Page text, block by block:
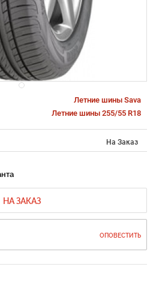
Летние шины Sava
Летние шины 255/55 R18
На Заказ
НА ЗАКАЗ
ОПОВЕСТИТЬ